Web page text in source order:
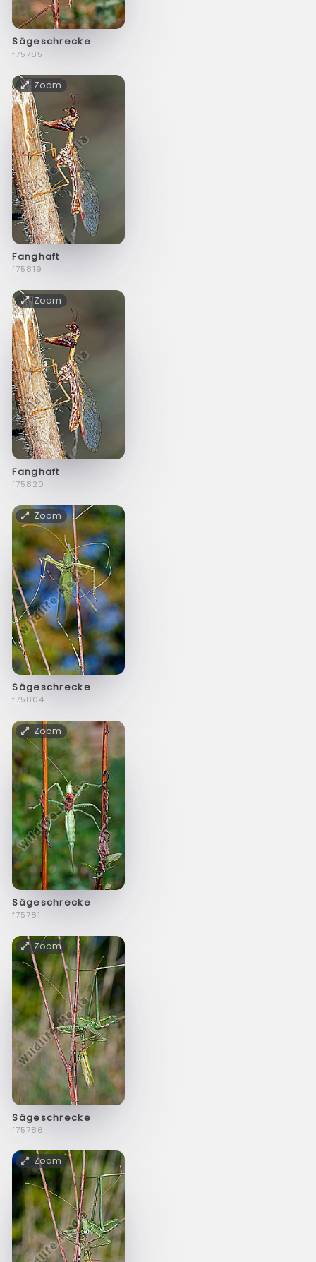
Sägeschrecke
f75785
Zoom
Fanghaft
f75819
Zoom
Fanghaft
f75820
Zoom
Sägeschrecke
f75804
Zoom
Sägeschrecke
f75781
Zoom
Sägeschrecke
f75786
Zoom